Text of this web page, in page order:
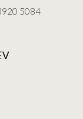
5084